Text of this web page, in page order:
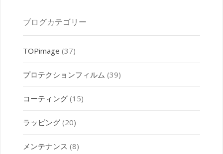
ブログカテゴリー
TOPimage (37)
プロテクションフィルム (39)
コーティング(15)
ラッピング(20)
メンテナンス (8)